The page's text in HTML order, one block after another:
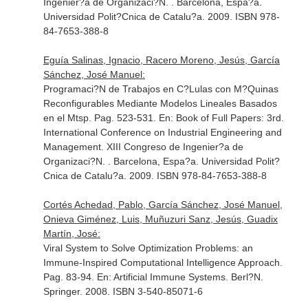
Universidad Polit?Cnica de Catalu?a. 2009. ISBN 978-
84-7653-388-8
Eguía Salinas, Ignacio, Racero Moreno, Jesús, García
Sánchez, José Manuel:
Programaci?N de Trabajos en C?Lulas con M?Quinas
Reconfigurables Mediante Modelos Lineales Basados
en el Mtsp. Pag. 523-531. En: Book of Full Papers: 3rd.
International Conference on Industrial Engineering and
Management. XIII Congreso de Ingenier?a de
Organizaci?N . . Barcelona, Espa?a. Universidad Polit?
Cnica de Catalu?a. 2009. ISBN 978-84-7653-388-8
Cortés Achedad, Pablo, García Sánchez, José Manuel,
Onieva Giménez, Luis, Muñuzuri Sanz, Jesús, Guadix
Martín, José:
Viral System to Solve Optimization Problems: an
Immune-Inspired Computational Intelligence Approach.
Pag. 83-94. En: Artificial Immune Systems. Berl?N.
Springer. 2008. ISBN 3-540-85071-6